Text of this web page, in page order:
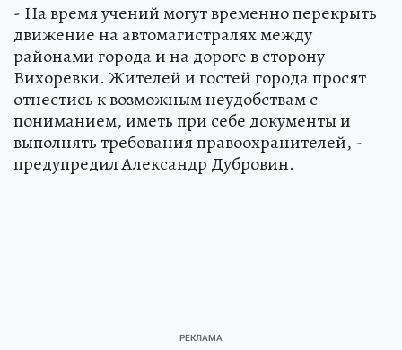
- На время учений могут временно перекрыть
движение на автомагистралях между
районами города и на дороге в сторону
Вихоревки. Жителей и гостей города просят
отнестись к возможным неудобствам с
пониманием, иметь при себе документы и
выполнять требования правоохранителей, -
предупредил Александр Дубровин.